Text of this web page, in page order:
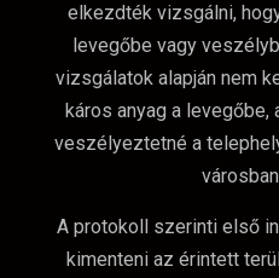
elkezdték vizsgálni,
levegőbe vagy
vizsgálatok alapján nem
káros anyag a levegőbe,
veszélyeztetné a
A protokoll szerinti első
kimenteni az érintett